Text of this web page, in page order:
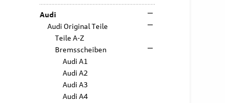
Audi
Audi Original Teile
Teile A-Z
Bremsscheiben
Audi A1
Audi A2
Audi A3
Audi A4